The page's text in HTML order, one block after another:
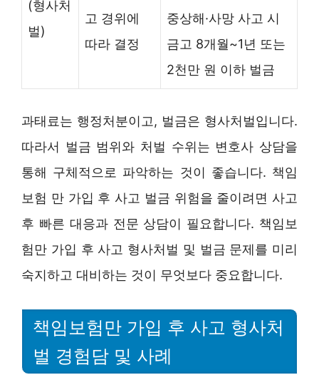
(형사처
벌)
고 경위에
따라 결정
중상해·사망 사고 시
금고 8개월~1년 또는
2천만 원 이하 벌금
과태료는 행정처분이고, 벌금은 형사처벌입니다.
따라서 벌금 범위와 처벌 수위는 변호사 상담을
통해 구체적으로 파악하는 것이 좋습니다. 책임
보험 만 가입 후 사고 벌금 위험을 줄이려면 사고
후 빠른 대응과 전문 상담이 필요합니다. 책임보
험만 가입 후 사고 형사처벌 및 벌금 문제를 미리
숙지하고 대비하는 것이 무엇보다 중요합니다.
책임보험만 가입 후 사고 형사처
벌 경험담 및 사례